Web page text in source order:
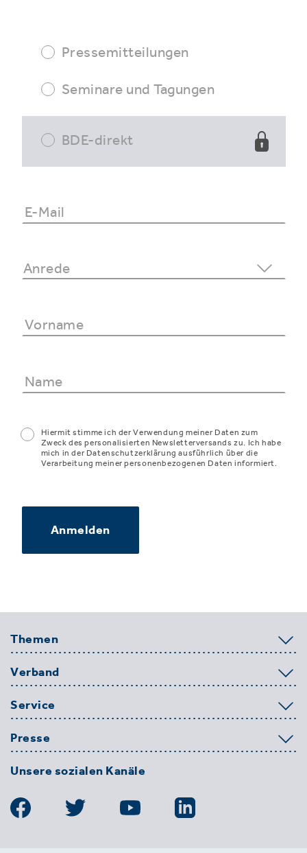
Pressemitteilungen
Seminare und Tagungen
BDE-direkt
Hiermit stimme ich der Verwendung meiner Daten zum
Zweck des personalisierten Newsletterversands zu. Ich habe
mich in der Datenschutzerklärung ausführlich über die
Verarbeitung meiner personenbezogenen Daten informiert.
Anmelden
Themen
Verband
Service
Presse
Unsere sozialen Kanäle